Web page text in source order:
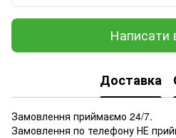
Написати
Доставка
Замовлення приймаємо 24/7.
Замовлення по телефону НЕ